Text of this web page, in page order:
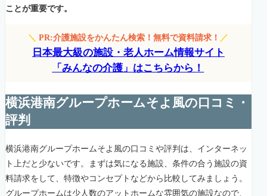
ことが重要です。
＼PR:介護施設をかんたん検索！無料で資料請求！ ／
日本最大級の施設・老人ホーム情報サイト
「みんなの介護」はこちらから！
横浜港南グループホームそよ風の口コミ・
評判
横浜港南グループホームそよ風の口コミや評判は、インターネッ
ト上だと少ないです。まずは気になる施設、条件の合う施設の資
料請求をして、特徴やコンセプトなどから比較してみましょう。
グループホームは少人数のアットホームな雰囲気の施設なので、